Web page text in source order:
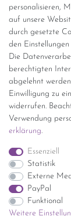
personalisieren,
auf unsere
durch gesetzte
den Einstellungen
Die
berechtigten
abgelehnt
Einwilligung zu
widerrufen.
Verwendung
erklärung.
Essenziell
Statistik
Externe
PayPal
Funktional
Weitere
Versand per
(innerhalb
kostenfreie
Deutschlands)
Übersicht
Wir kaufen an
Sie haben zuviel
Einfach
*Endpreis
UStG